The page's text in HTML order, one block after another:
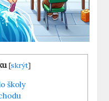
[skrýt]
školy